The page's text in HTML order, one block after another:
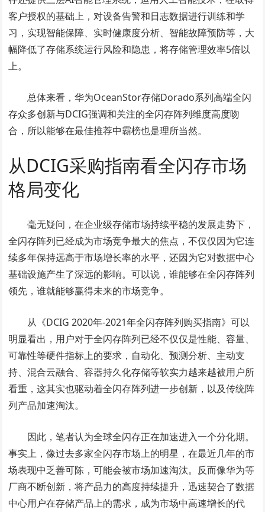
客户授权的基础上，对设备告警和日志数据进行训练和学
习，实现智能保障、实时健康度分析、智能故障预防等，大
幅降低了存储系统运行风险和隐患，将存储管理效率5倍以
上。
总体来看，华为OceanStor存储Dorado系列高端全闪
存众多创新与DCIG强调和关注的全闪存阵列维度高度吻
合，所以能够在最佳推荐中霸榜也是理所当然。
从DCIG采购指南看全闪存市场
格局变化
毫无疑问，在企业级存储市场持续平稳的发展走势下，
全闪存阵列已经成为市场竞争最大的焦点，不仅仅因为它连
续多年保持远高于市场增长率的水平，还因为它对数据中心
基础设施产生了深远的影响。可以说，谁能够在全闪存阵列
领先，谁就能够赢得未来的市场竞争。
从《DCIG 2020年-2021年全闪存阵列购买指南》可以
明显看出，用户对于全闪存阵列已经不仅仅是性能、容量、
可靠性等硬件指标上的要求，自动化、预测分析、主动支
持、混合云融合、容器持久化存储等软实力越来越被用户所
看重，这其实也驱动着全闪存阵列进一步创新，以及传统阵
列产品加速淘汰。
因此，笔者认为全球全闪存正在加速进入一个分化期。
事实上，像过去多家全闪存市场上的明星，在最近几年的市
场表现中乏善可陈，可能会被市场加速淘汰。反而像华为等
厂商不断创新，将产品力的高度持续提升，迅速契合了数据
中心用户在存储产品上的需求，成为市场中高速增长的代